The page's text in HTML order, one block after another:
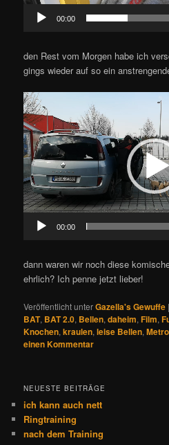
00:00
den Rest vom Morgen habe ich
gings wieder auf so ein
Video-
Player
00:00
dann waren wir noch diese
ehrlich? Ich penne jetzt lieber!
Veröffentlicht unterGazella's Gewuffe
BAT, BAT 2.0, Bellen,daheim,Film,
Knochen,kraulen,leise Bellen,
einen Kommentar
NEUESTE BEITRÄGE
ich kann auch nett
Ringtraining
nach dem Training